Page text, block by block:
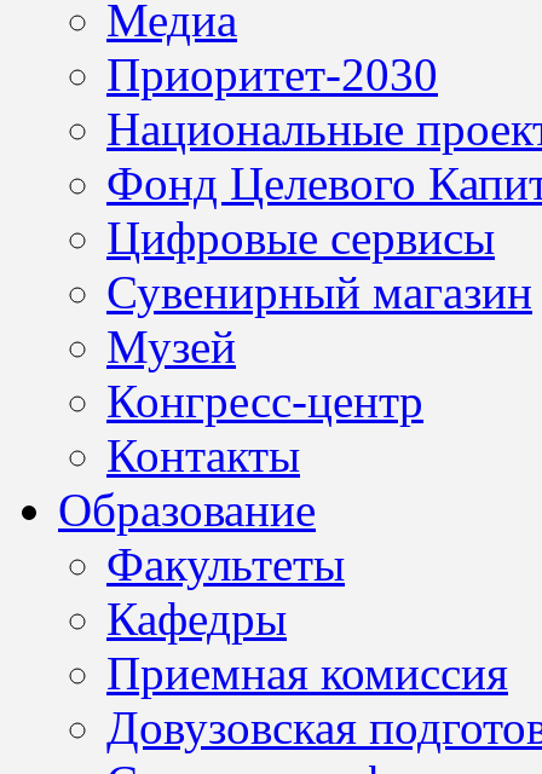
Медиа
Приоритет-2030
Национальные
Фонд Целевого
Цифровые сервисы
Сувенирный магазин
Музей
Конгресс-центр
Контакты
Образование
Факультеты
Кафедры
Приемная комиссия
Довузовская